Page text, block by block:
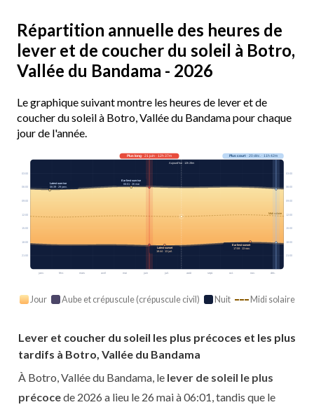
Répartition annuelle des heures de
lever et de coucher du soleil à Botro,
Vallée du Bandama - 2026
Le graphique suivant montre les heures de lever et de
coucher du soleil à Botro, Vallée du Bandama pour chaque
jour de l'année.
janv. févr. mars avril mai juin juil. août sept. oct. nov. déc.
Midi solaire
03:00 03:00
06:00 06:00
09:00 09:00
12:00 12:00
15:00 15:00
18:00 18:00
21:00 21:00
Plus long· 21 juin · 12h 37m Plus court· 20 déc. · 11h 42m
Aujourd’hui · 12h 28m
Earliest sunrise
06:01 · 26 mai
Latest sunrise
06:39 · 29 janv.
Earliest sunset
17:59 · 13 nov.
Latest sunset
18:44 · 13 juil.
Jour Aube et crépuscule (crépuscule civil) Nuit Midi solaire
Lever et coucher du soleil les plus précoces et les plus
tardifs à Botro, Vallée du Bandama
À Botro, Vallée du Bandama, le lever de soleil le plus
précocede 2026 a lieu le 26 mai à 06:01, tandis que le